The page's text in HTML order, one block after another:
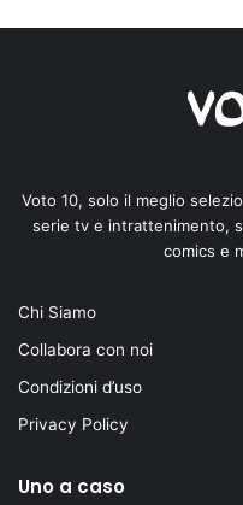
Voto 10, solo il meglio
serie tv e intrattenimento,
comics e
Chi Siamo
Collabora con noi
Condizioni d’uso
Privacy Policy
Uno a caso